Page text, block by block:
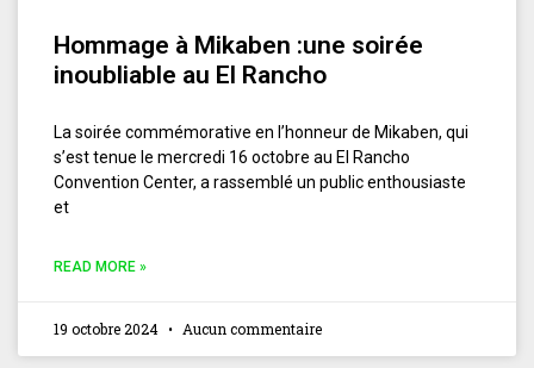
Hommage à Mikaben :une soirée
inoubliable au El Rancho
La soirée commémorative en l’honneur de Mikaben, qui
s’est tenue le mercredi 16 octobre au El Rancho
Convention Center, a rassemblé un public enthousiaste
et
READ MORE »
19 octobre 2024 Aucun commentaire